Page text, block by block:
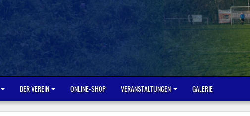
DER VEREIN ONLINE-SHOP VERANSTALTUNGEN GALERIE